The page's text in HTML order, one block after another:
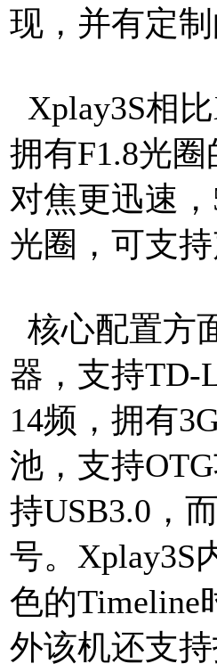
现，并有定
Xplay3S相
拥有F1.8光
对焦更迅速
光圈，可支
核心配置方
器，支持TD-
14频，拥有
池，支持
持USB3.0，
号。Xplay3S
色的Timeline
外该机还支